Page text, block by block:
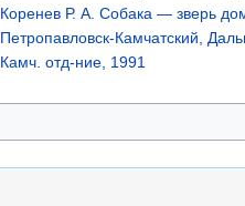
Коренев Р. А. Собака — зверь
Петропавловск-Камчатский,
Камч. отд-ние, 1991